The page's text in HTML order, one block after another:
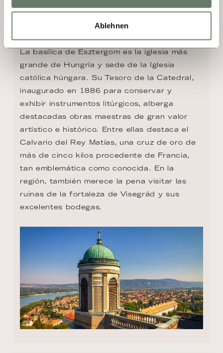
Ablehnen
DÍA 3 - ESZTERGOM
La basílica de Esztergom es la iglesia más
grande de Hungría y sede de la Iglesia
católica húngara. Su Tesoro de la Catedral,
inaugurado en 1886 para conservar y
exhibir instrumentos litúrgicos, alberga
destacadas obras maestras de gran valor
artístico e histórico. Entre ellas destaca el
Calvario del Rey Matías, una cruz de oro de
más de cinco kilos procedente de Francia,
tan emblemática como conocida. En la
región, también merece la pena visitar las
ruinas de la fortaleza de Visegrád y sus
excelentes bodegas.